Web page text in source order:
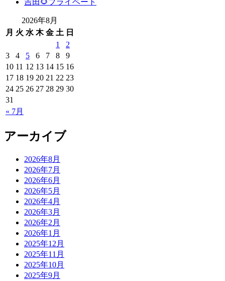
2026年8月
月 火 水 木 金 土 日
« 7月
1
2
3
4 5 6 7 8
9
10 11 12 13 14 15 16
17 18 19 20 21 22 23
24 25 26 27 28 29 30
31
アーカイブ
2026年8月
2026年7月
2026年6月
2026年5月
2026年4月
2026年3月
2026年2月
2026年1月
2025年12月
2025年11月
2025年10月
2025年9月